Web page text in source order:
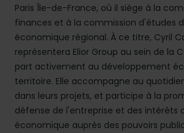
Paris Île-de-France, où il siège à la
finances et à la commission d'études
économique régional. À ce titre, Cyril
représentera Elior Group au sein de la
part activement au développement
territoire. Elle accompagne au
dans leurs projets, et participe à la
défense de l'entreprise et des intérêts
économique auprès des pouvoirs